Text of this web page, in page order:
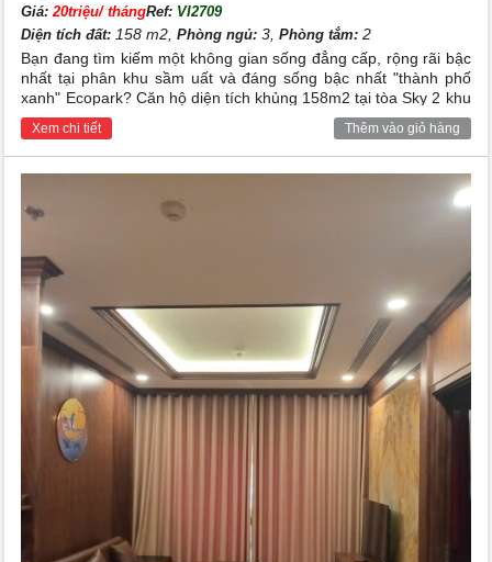
Giá:20triệu/ thángRef: VI2709
Diện tích đất: 158 m2,Phòng ngủ: 3,Phòng tắm: 2
Bạn đang tìm kiếm một không gian sống đẳng cấp, rộng rãi bậc
nhất tại phân khu sầm uất và đáng sống bậc nhất "thành phố
xanh" Ecopark? Căn hộ diện tích khủng 158m2 tại tòa Sky 2 khu
Aquabay Ecopark sở hữu vị trí tầng cao view hồ thoáng đạt, full
nội thất sang trọng chính là lựa chọn hoàn hảo cho gia đình đa
thế hệ hoặc các chuyên gia nước ngoài.
Xem chi tiết Thêm vào giỏ hàng